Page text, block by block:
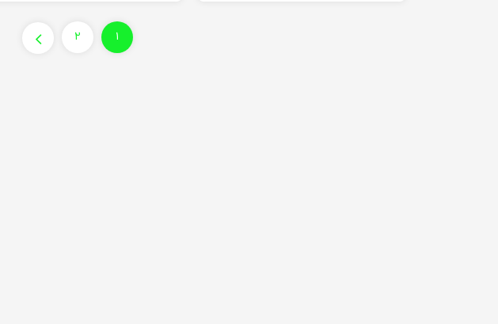
۱ ۲